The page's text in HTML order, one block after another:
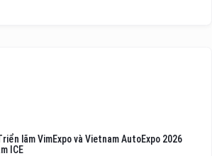
lãm VimExpo và Vietnam AutoExpo 2026
ICE